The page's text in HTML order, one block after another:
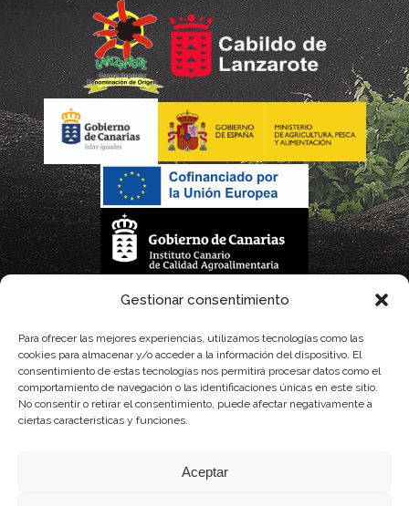
Gestionar consentimiento
Para ofrecer las mejores experiencias, utilizamos tecnologías como las
cookies para almacenar y/o acceder a la información del dispositivo. El
consentimiento de estas tecnologías nos permitirá procesar datos como el
comportamiento de navegación o las identificaciones únicas en este sitio.
No consentir o retirar el consentimiento, puede afectar negativamente a
ciertas características y funciones.
Aceptar
La gestión de la DOP Lanzarote realizada por este Consejo Regulador es financiada,
con fondos provenientes del presupuesto de gastos del Instituto Canario de
Calidad Agroalimentaria